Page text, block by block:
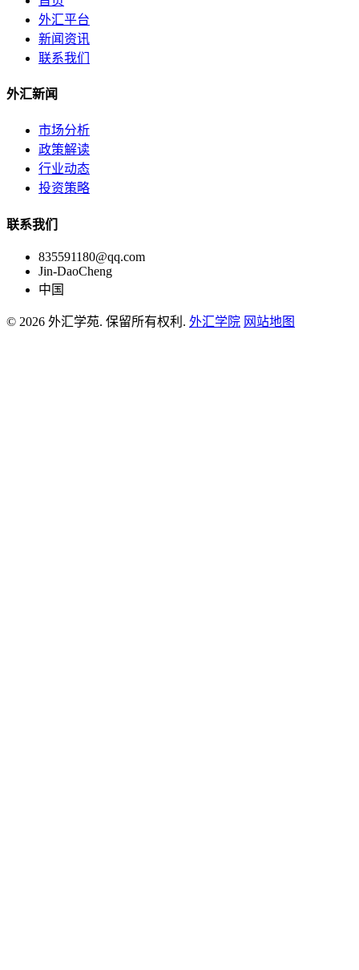
外汇平台
新闻资讯
联系我们
外汇新闻
市场分析
政策解读
行业动态
投资策略
联系我们
835591180@qq.com
Jin-DaoCheng
中国
© 2026 外汇学苑. 保留所有权利. 外汇学院 网站地图